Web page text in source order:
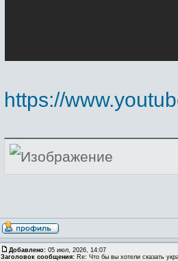
https://
Добавлено: 05 июл, 2026, 14:07
Заголовок сообщения: Re: Что бы вы хотели сказать